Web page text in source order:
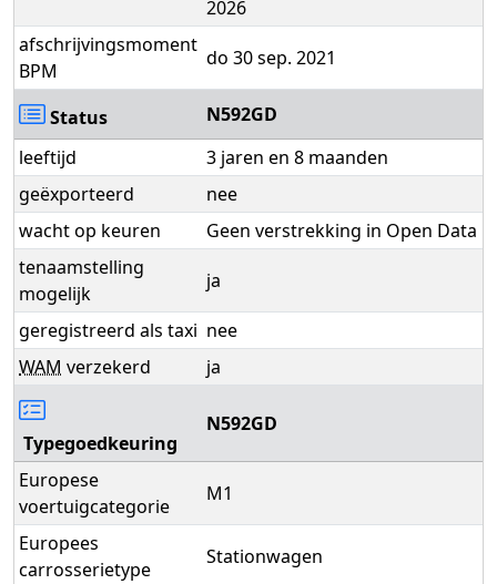
2026
afschrijvingsmoment
BPM
do 30 sep. 2021
Status
N592GD
leeftijd
3 jaren en 8 maanden
geëxporteerd
nee
wacht op keuren
Geen verstrekking in Open Data
tenaamstelling
mogelijk
ja
geregistreerd als taxi nee
WAM verzekerd ja
Typegoedkeuring
N592GD
Europese
voertuigcategorie
M1
Europees
carrosserietype
Stationwagen